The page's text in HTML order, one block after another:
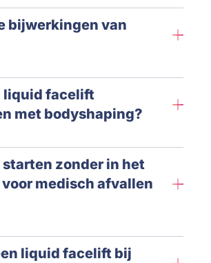
bijwerkingen van
liquid facelift
met bodyshaping?
starten zonder in het
medisch afvallen
liquid facelift bij